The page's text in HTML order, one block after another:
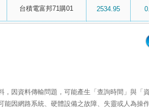
台積電富邦71購01 2534.95
，因資料傳輸問題，可能產生「查詢時間」與「
能因網路系統、硬體設備之故障、失靈或人為操